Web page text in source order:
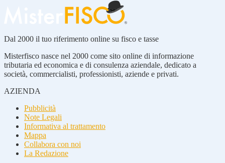
Dal 2000 il tuo riferimento online su fisco e tasse
Misterfisco nasce nel 2000 come sito online di informazione
tributaria ed economica e di consulenza aziendale, dedicato a
società, commercialisti, professionisti, aziende e privati.
AZIENDA
Pubblicità
Note Legali
Informativa al trattamento
Mappa
Collabora con noi
La Redazione